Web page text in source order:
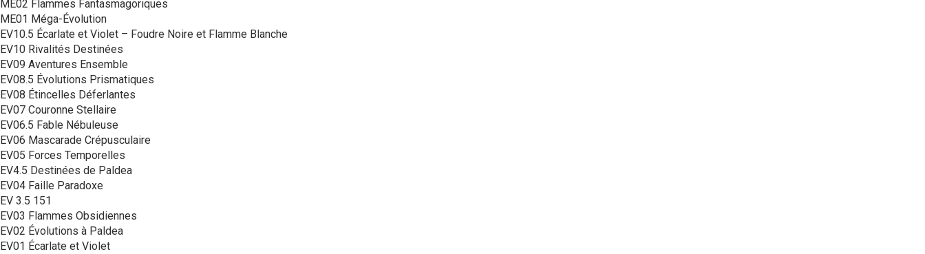
ME02 Flammes Fantasmagoriques
ME01 Méga-Évolution
EV10.5 Écarlate et Violet – Foudre Noire et Flamme Blanche
EV10 Rivalités Destinées
EV09 Aventures Ensemble
EV08.5 Évolutions Prismatiques
EV08 Étincelles Déferlantes
EV07 Couronne Stellaire
EV06.5 Fable Nébuleuse
EV06 Mascarade Crépusculaire
EV05 Forces Temporelles
EV4.5 Destinées de Paldea
EV04 Faille Paradoxe
EV 3.5 151
EV03 Flammes Obsidiennes
EV02 Évolutions à Paldea
EV01 Écarlate et Violet